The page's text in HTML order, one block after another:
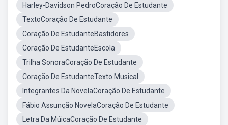
Harley-Davidson PedroCoração De Estudante
TextoCoração De Estudante
Coração De EstudanteBastidores
Coração De EstudanteEscola
Trilha SonoraCoração De Estudante
Coração De EstudanteTexto Musical
Integrantes Da NovelaCoração De Estudante
Fábio Assunção NovelaCoração De Estudante
Letra Da MúicaCoração De Estudante